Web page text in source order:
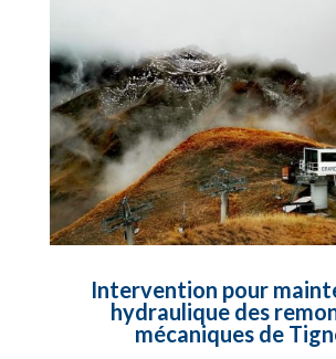
Intervention pour
hydraulique des
mécaniques de